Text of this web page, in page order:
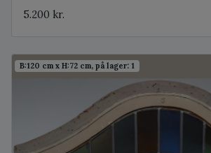
5.200 kr.
B:120 cm x H:72 cm, på lager: 1